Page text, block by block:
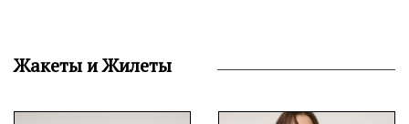
Жакеты и Жилеты